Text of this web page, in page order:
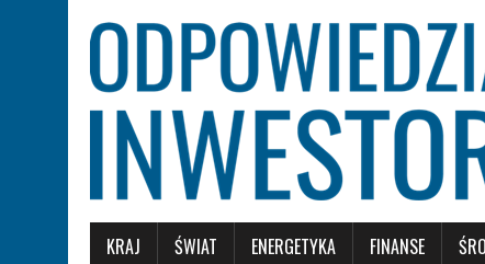
KRAJ ŚWIAT ENERGETYKA FINANSE